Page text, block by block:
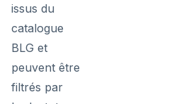
issus du
catalogue
BLG et
peuvent être
filtrés par